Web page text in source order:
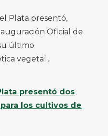
Plata presentó,
Oficial de
último
vegetal...
presentó dos
los cultivos de